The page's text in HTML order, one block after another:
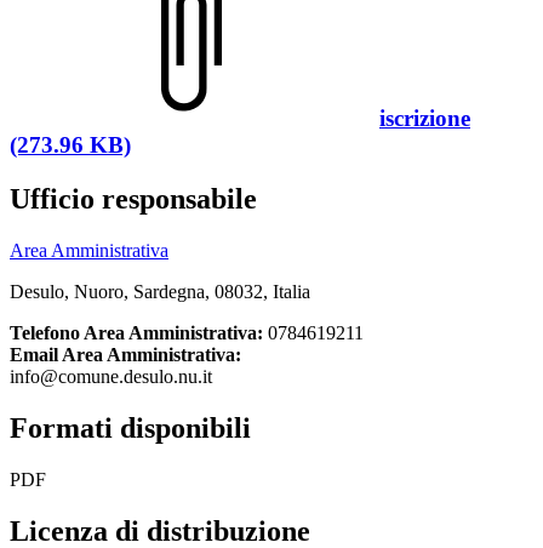
iscrizione
(273.96 KB)
Ufficio responsabile
Area Amministrativa
Desulo, Nuoro, Sardegna, 08032, Italia
Telefono Area Amministrativa: 0784619211
Email Area Amministrativa:
info@comune.desulo.nu.it
Formati disponibili
PDF
Licenza di distribuzione